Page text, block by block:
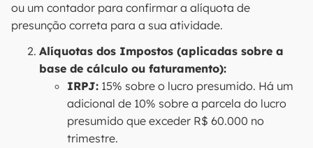
ou um contador para confirmar a alíquota de
presunção correta para a sua atividade.
Alíquotas dos Impostos (aplicadas sobre a
base de cálculo ou faturamento):
IRPJ: 15% sobre o lucro presumido. Há um
adicional de 10% sobre a parcela do lucro
presumido que exceder R$ 60.000 no
trimestre.